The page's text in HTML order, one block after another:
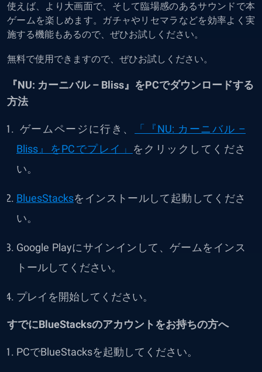
使えば、より大画面で、そして臨場感のあるサウンドで本
ゲームを楽しめます。ガチャやリセマラなどを効率よく実
施する機能もあるので、ぜひお試しください。
無料で使用できますので、ぜひお試しください。
『NU: カーニバル – Bliss』をPCでダウンロードする
方法
ゲームページに行き、
「『NU: カーニバル –
Bliss』をPCでプレイ」 をクリックしてくださ
い。
BluesStacksをインストールして起動してくださ
い。
Google Playにサインインして、ゲームをインス
トールしてください。
プレイを開始してください。
すでにBlueStacksのアカウントをお持ちの方へ
PCでBlueStacksを起動してください。